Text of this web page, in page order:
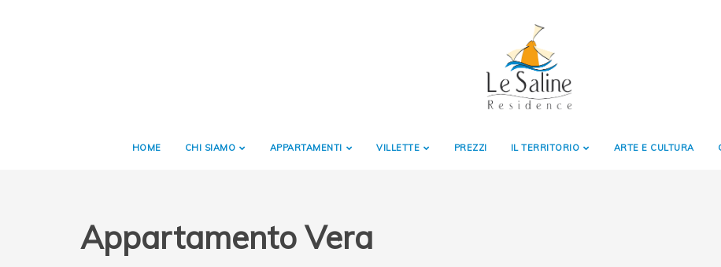
HOME CHI SIAMO APPARTAMENTI VILLETTE PREZZI IL TERRITORIO ARTE E CULTURA
Appartamento Vera